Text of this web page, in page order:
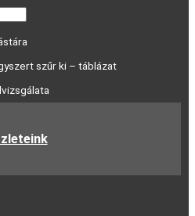
szűr ki – táblázat